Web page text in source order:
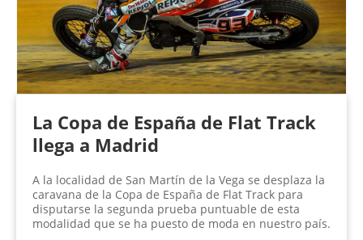
La Copa de España de Flat Track
llega a Madrid
A la localidad de San Martín de la Vega se desplaza la
caravana de la Copa de España de Flat Track para
disputarse la segunda prueba puntuable de esta
modalidad que se ha puesto de moda en nuestro país.